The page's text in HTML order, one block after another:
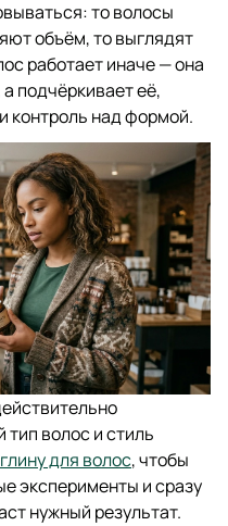
то волосы
объём, то выглядят
работает иначе — она
подчёркивает её,
контроль над формой.
волос и стиль
для волос, чтобы
эксперименты и сразу
нужный результат.